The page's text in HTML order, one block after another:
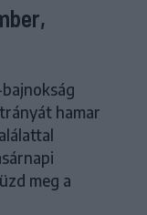
hamar
meg a